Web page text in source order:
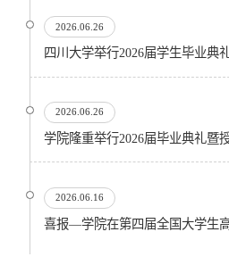
2026.06.26
四川大学举行2026届学生毕业典
2026.06.26
学院隆重举行2026届毕业典礼暨
2026.06.16